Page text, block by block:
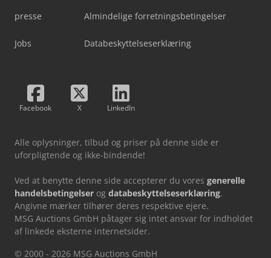
presse
Jobs
Almindelige forretningsbetingelser
Databeskyttelseserklæring
Facebook X LinkedIn
Alle oplysninger, tilbud og priser på denne side er
uforpligtende og ikke-bindende!
Ved at benytte denne side accepterer du vores generelle
handelsbetingelser og databeskyttelseserklæring.
Angivne mærker tilhører deres respektive ejere.
MSG Auctions GmbH påtager sig intet ansvar for indholdet
af linkede eksterne internetsider.
© 2000 - 2026 MSG Auctions GmbH